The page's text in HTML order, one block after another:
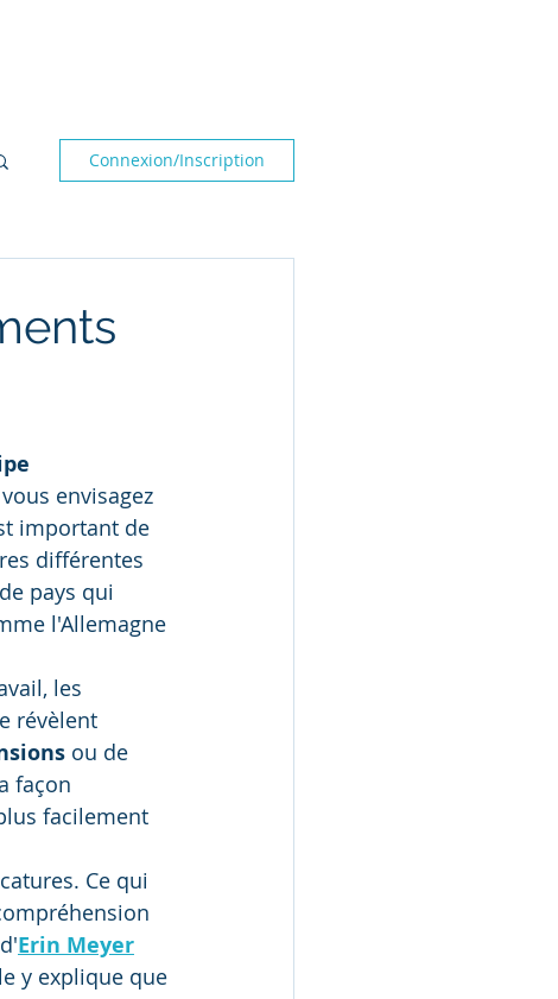
Connexion/Inscription
envisagez
important de
différentes
pays qui
l'Allemagne
les
révèlent
ou de
façon
facilement
Ce qui
Erin Meyer
y explique que